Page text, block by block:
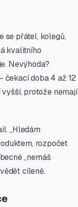
se přátel, kolegů,
kvalitního
Nevýhoda?
doba 4 až 12
protože nemají
„Hledám
rozpočet
„nemáš
cíleně.